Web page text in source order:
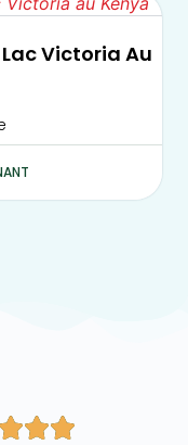
Victoria Au